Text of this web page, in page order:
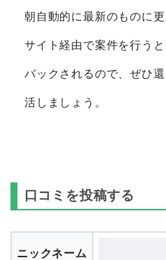
朝自動的に最新のものに
サイト経由で案件を行う
バックされるので、ぜひ
活しましょう。
口コミを投稿する
ニックネーム